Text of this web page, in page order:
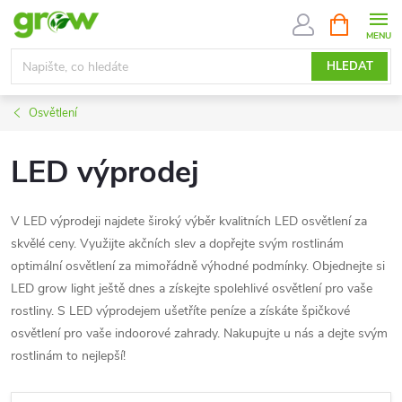
Přejít
obsah
HLEDAT
NÁKUPNÍ
KOŠÍK
Osvětlení
LED výprodej
V LED výprodeji najdete široký výběr kvalitních LED osvětlení za
skvělé ceny. Využijte akčních slev a dopřejte svým rostlinám
optimální osvětlení za mimořádně výhodné podmínky. Objednejte si
LED grow light ještě dnes a získejte spolehlivé osvětlení pro vaše
rostliny. S LED výprodejem ušetříte peníze a získáte špičkové
osvětlení pro vaše indoorové zahrady. Nakupujte u nás a dejte svým
rostlinám to nejlepší!